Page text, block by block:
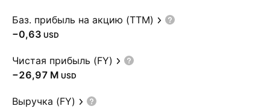
Баз. прибыль на акцию (TTM)
−0,63 USD
Чистая прибыль (FY)
‪−26,97 M‬ USD
Выручка (FY)